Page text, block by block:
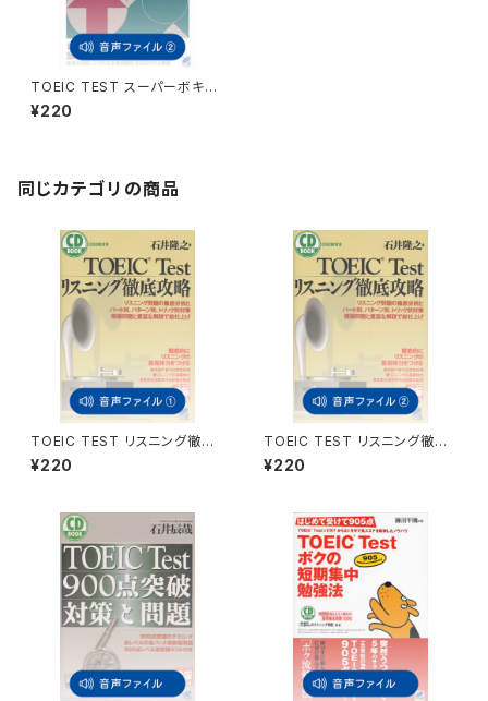
TOEIC TEST スーパーボキャ
ブラリービルディング 付属音
声2
¥220
同じカテゴリの商品
TOEIC TEST リスニング徹底
攻略 付属音声1
¥220
TOEIC TEST リスニング徹底
攻略 付属音声2
¥220